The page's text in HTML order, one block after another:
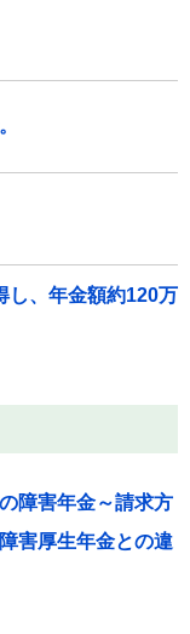
し、年金額約120万
障害年金～請求方
害厚生年金との違